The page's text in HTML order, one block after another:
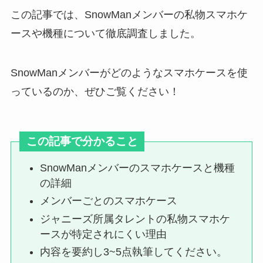
優しいエピソードは？不仲コンビ
ジャニーズの人気・有名曲10選！
誰でも知ってる曲や各グループの
代表曲とは？
ジャニーズwestのファンクラブ会
員数は？リアルタイムで人数を知
る方法解説
ジャニーズの非公式グッズとは？
買ってはいけない理由は？もし買
ってしまったら？
この記事では、SnowManメンバーの私物スマホケ
ースや機種について徹底調査しました。
SnowManメンバーがどのようなスマホケースを使
っているのか、ぜひご覧ください！
この記事で分かること
SnowManメンバーのスマホケースと機種
の詳細
メンバーごとのスマホケース
ジャニーズ所属タレントの私物スマホケ
ースが特定されにくい理由
内容を要約し3~5点執筆してください。